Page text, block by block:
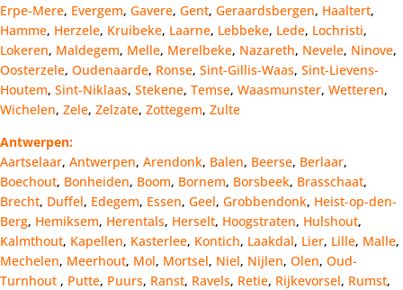
Erpe-Mere, Evergem, Gavere, Gent, Geraardsbergen, Haaltert,
Hamme, Herzele, Kruibeke, Laarne, Lebbeke, Lede, Lochristi,
Lokeren, Maldegem, Melle, Merelbeke, Nazareth, Nevele, Ninove,
Oosterzele, Oudenaarde, Ronse, Sint-Gillis-Waas, Sint-Lievens-
Houtem, Sint-Niklaas, Stekene, Temse, Waasmunster, Wetteren,
Wichelen, Zele, Zelzate, Zottegem, Zulte
Antwerpen:
Aartselaar, Antwerpen, Arendonk, Balen, Beerse, Berlaar,
Boechout, Bonheiden, Boom, Bornem, Borsbeek, Brasschaat,
Brecht, Duffel, Edegem, Essen, Geel, Grobbendonk, Heist-op-den-
Berg, Hemiksem, Herentals, Herselt, Hoogstraten, Hulshout,
Kalmthout, Kapellen, Kasterlee, Kontich, Laakdal, Lier, Lille, Malle,
Mechelen, Meerhout, Mol, Mortsel, Niel, Nijlen, Olen, Oud-
Turnhout , Putte, Puurs, Ranst, Ravels, Retie, Rijkevorsel, Rumst,